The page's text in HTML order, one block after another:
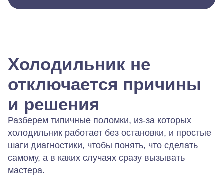
Холодильник не
отключается причины
и решения
Разберем типичные поломки, из-за которых
холодильник работает без остановки, и простые
шаги диагностики, чтобы понять, что сделать
самому, а в каких случаях сразу вызывать
мастера.